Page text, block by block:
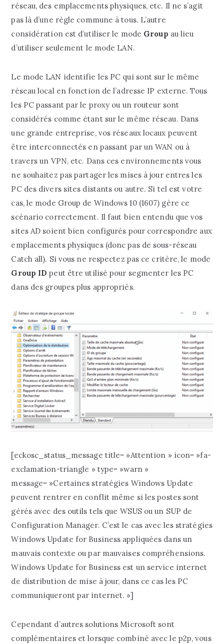
réseau, des emplacements physiques, etc. Il ne s’agit
pas là d’une règle commune à tous. L’autre
considération est d’utiliser le mode Group au lieu
d’utiliser seulement le mode LAN.
Le mode LAN identifie les PC qui sont sur le même
réseau local en fonction de l’adresse IP externe. Tous
les PC passant par le proxy ou un routeur sont
considérés comme étant sur le même réseau. Dans
une grande entreprise, vos réseaux locaux peuvent
être interconnectés en passant par un WAN ou à
travers un VPN, etc. Dans ces environnements vous
ne souhaitez pas partager les mises à jour entres les
PC des divers sites distants ou autre. Si tel est votre
cas, le mode Group de Windows 10 (1607) gère ce
scénario correctement. Il faut bien entendu que vos
sites AD soient bien configurés pour correspondre aux
emplacements physiques (donc pas de sous-réseau
Catch all). Si vous ne respectez pas ce critère, le mode
Group ID peut être utilisé pour segmenter les PC
dans des groupes plus appropriés.
[eckosc_status_message title= »Attention » icon= »fa-
exclamation-triangle » type= »warn »
message= »Certaines stratégies Windows Update
peuvent rentrer en conflit même si les postes sont
gérés avec des outils tels que WSUS ou un SUP de
Configuration Manager. C’est le cas avec les stratégies
Windows Update for Business appliquées dans un
mauvais contexte ou par mauvaises compréhensions.
Windows Update for Business est un service internet
de distribution de mise à jour, dans ce cas les PC
communiqueront par internet. »]
Cependant d’autres solutions Microsoft sont
complémentaires et lorsque combiné avec le p2p, vous